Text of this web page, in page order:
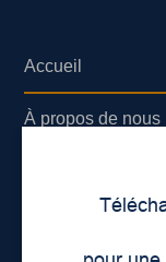
Accueil
À propos de nous